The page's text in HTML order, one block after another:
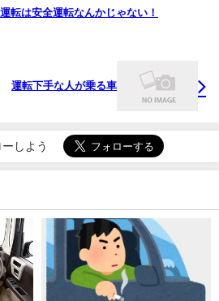
転は安全運転なんかじゃない！
運転下手な人が乗る車
しよう